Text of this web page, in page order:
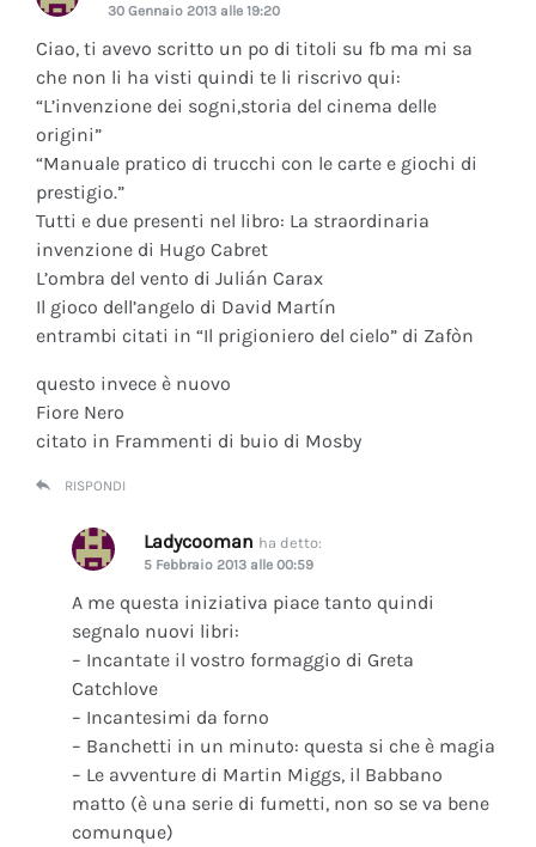
30 Gennaio 2013 alle 19:20
Ciao, ti avevo scritto un po di titoli su fb ma mi sa
che non li ha visti quindi te li riscrivo qui:
“L’invenzione dei sogni,storia del cinema delle
origini”
“Manuale pratico di trucchi con le carte e giochi di
prestigio.”
Tutti e due presenti nel libro: La straordinaria
invenzione di Hugo Cabret
L’ombra del vento di Julián Carax
Il gioco dell’angelo di David Martín
entrambi citati in “Il prigioniero del cielo” di Zafòn
questo invece è nuovo
Fiore Nero
citato in Frammenti di buio di Mosby
RISPONDI
Ladycooman ha detto:
5 Febbraio 2013 alle 00:59
A me questa iniziativa piace tanto quindi
segnalo nuovi libri:
– Incantate il vostro formaggio di Greta
Catchlove
– Incantesimi da forno
– Banchetti in un minuto: questa si che è magia
– Le avventure di Martin Miggs, il Babbano
matto (è una serie di fumetti, non so se va bene
comunque)